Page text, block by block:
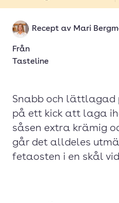
Recept av Mari
Från
Tasteline
Snabb och
på ett kick att laga
såsen extra krämig
går det alldeles
fetaosten i en skål